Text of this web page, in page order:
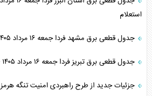
استعلام
جدول قطعی برق مشهد فردا جمعه ۱۶ مرداد ۱۴۰۵ + نحوه استعلام
جدول قطعی برق تبریز فردا جمعه ۱۶ مرداد ۱۴۰۵ + نحوه استعلام
جزئیات جدید از طرح راهبردی امنیت تنگه هرمز